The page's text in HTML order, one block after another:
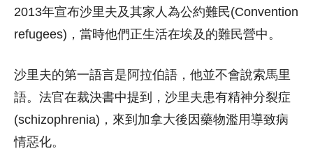
2013年宣布沙里夫及其家人為公約難民(Convention
refugees)，當時他們正生活在埃及的難民營中。
沙里夫的第一語言是阿拉伯語，他並不會說索馬里
語。法官在裁決書中提到，沙里夫患有精神分裂症
(schizophrenia)，來到加拿大後因藥物濫用導致病
情惡化。